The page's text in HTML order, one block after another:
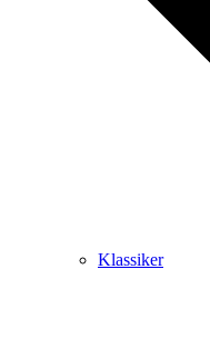
Klassiker